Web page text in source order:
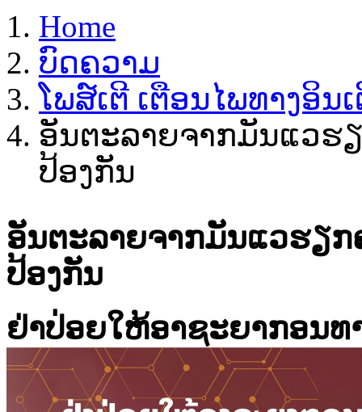
Home
ບົດຄວາມ
ໂພສ໌ເຕີ ເຕືອນໄພທາງອິນ
ອັນຕະລາຍຈາກມັນແວຮຽ
ປ້ອງກັນ
ອັນຕະລາຍຈາກມັນແວຮຽກ
ປ້ອງກັນ
ຢ່າປ່ອຍໃຫ້ອາຊະຍາກອນທ